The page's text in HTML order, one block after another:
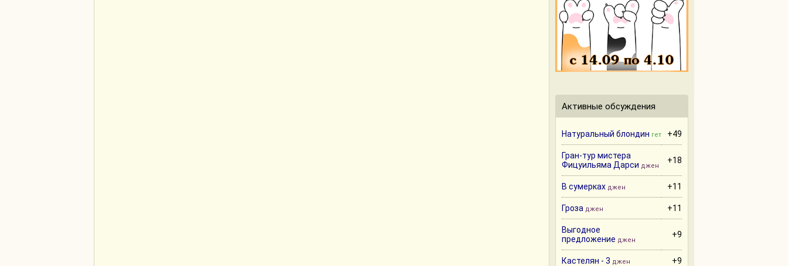
Активные обсуждения
Натуральный блондин гет +49
Гран-тур мистера
Фицуильяма Дарси джен
+18
В сумерках джен +11
Гроза джен +11
Выгодное
предложение джен
+9
Кастелян - 3 джен +9